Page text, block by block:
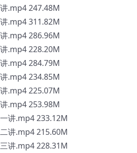
.mp4 247.48M
.mp4 311.82M
.mp4 286.96M
.mp4 228.20M
.mp4 284.79M
.mp4 234.85M
.mp4 225.07M
.mp4 253.98M
讲.mp4 233.12M
讲.mp4 215.60M
讲.mp4 228.31M